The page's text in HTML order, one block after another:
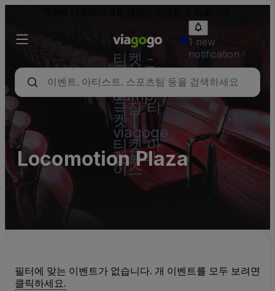
티켓 -
콘서트,
스포츠
&amp;
극장 티
켓 |
viagogo
티켓 마
켓플레
이스
1 new
notification
Locomotion Plaza
필터에 맞는 이벤트가 없습니다. 개 이벤트를 모두 보려면
클릭하세요.